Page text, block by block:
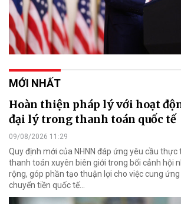
MỚI NHẤT
Hoàn thiện pháp lý với hoạt
đại lý trong thanh toán quốc tế
09/08/2026 11:29
Quy định mới của NHNN đáp ứng yêu cầu thực
thanh toán xuyên biên giới trong bối cảnh hội
rộng, góp phần tạo thuận lợi cho việc cung
chuyển tiền quốc tế...